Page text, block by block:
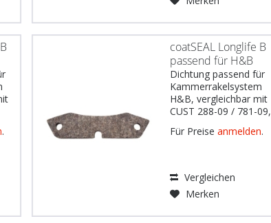
LS29 DE: Wichtiger
.
coatSEAL Longlife B
passend für H&B
Dichtung passend für
Kammerrakelsystem
H&B, vergleichbar mit
CUST 288-09 / 781-09,
528 imprägniert,
Löcher Gebräuchlich
u.a. für: Koenig &
Bauer Modelle RA142,
Für Preise anmelden.
Vergleichen
Merken